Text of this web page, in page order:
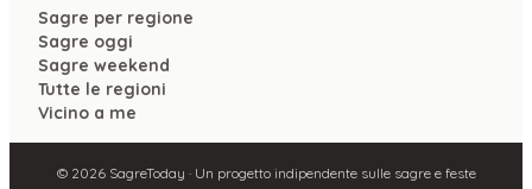
Sagre per regione
Sagre oggi
Sagre weekend
Tutte le regioni
Vicino a me
© 2026SagreToday · Un progetto indipendente sulle sagre e feste